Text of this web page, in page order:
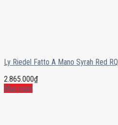
Ly Riedel Fatto A Mano Syrah Red RQ
2.865.000₫
Mua ngay